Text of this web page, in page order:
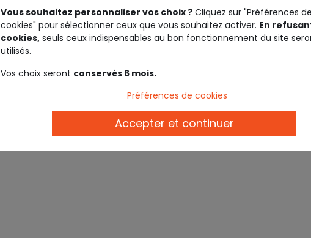
Vous souhaitez personnaliser vos choix ? Cliquez sur "Préférences de
cookies" pour sélectionner ceux que vous souhaitez activer. En
cookies, seuls ceux indispensables au bon fonctionnement du site
utilisés.
Vos choix seront conservés 6 mois.
Préférences de cookies
Accepter et continuer